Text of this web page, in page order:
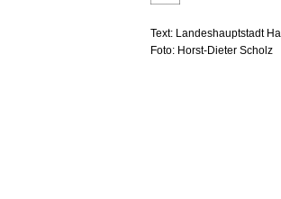
Text: Landeshauptstadt
Foto: Horst-Dieter Scholz